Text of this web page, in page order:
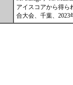
アイスコアから得ら
合大会、千葉、2023